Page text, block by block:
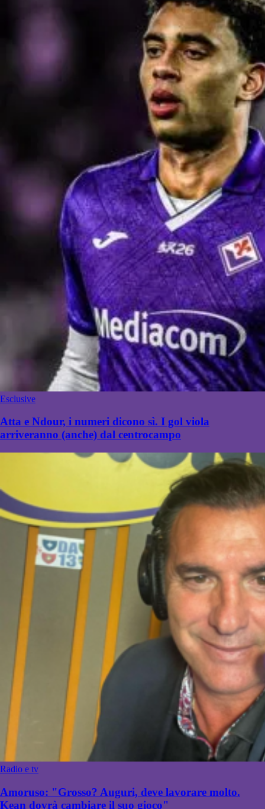
Esclusive
Atta e Ndour, i numeri dicono sì. I gol viola
arriveranno (anche) dal centrocampo
Radio e tv
Amoruso: "Grosso? Auguri, deve lavorare molto.
Kean dovrà cambiare il suo gioco"